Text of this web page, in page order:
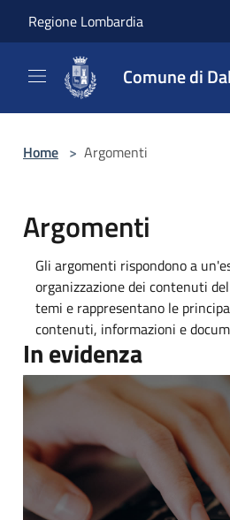
Regione Lombardia
Comune di
Home > Argomenti
Argomenti
Gli argomenti rispondono a
organizzazione dei contenuti
temi e rappresentano le
contenuti, informazioni e
In evidenza